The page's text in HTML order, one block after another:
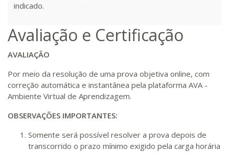
indicado.
Avaliação e Certificação
AVALIAÇÃO
Por meio da resolução de uma prova objetiva online, com
correção automática e instantânea pela plataforma AVA -
Ambiente Virtual de Aprendizagem.
OBSERVAÇÕES IMPORTANTES:
Somente será possível resolver a prova depois de
transcorrido o prazo mínimo exigido pela carga horária